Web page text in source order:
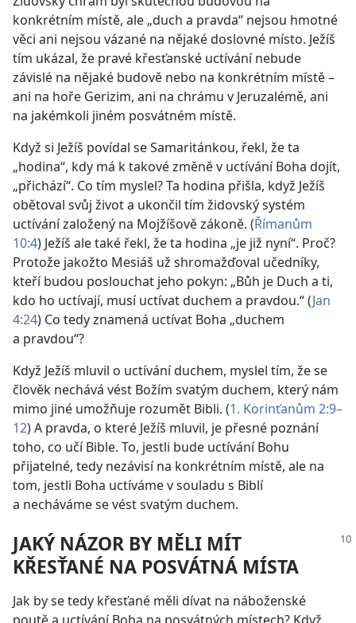
konkrétním místě, ale „duch a pravda“ nejsou hmotné
věci ani nejsou vázané na nějaké doslovné místo. Ježíš
tím ukázal, že pravé křesťanské uctívání nebude
závislé na nějaké budově nebo na konkrétním místě –
ani na hoře Gerizim, ani na chrámu v Jeruzalémě, ani
na jakémkoli jiném posvátném místě.
Když si Ježíš povídal se Samaritánkou, řekl, že ta
„hodina“, kdy má k takové změně v uctívání Boha dojít,
„přichází“. Co tím myslel? Ta hodina přišla, když Ježíš
obětoval svůj život a ukončil tím židovský systém
uctívání založený na Mojžíšově zákoně. (Římanům
10:4) Ježíš ale také řekl, že ta hodina „je již nyní“. Proč?
Protože jakožto Mesiáš už shromažďoval učedníky,
kteří budou poslouchat jeho pokyn: „Bůh je Duch a ti,
kdo ho uctívají, musí uctívat duchem a pravdou.“ (Jan
4:24) Co tedy znamená uctívat Boha „duchem
a pravdou“?
Když Ježíš mluvil o uctívání duchem, myslel tím, že se
člověk nechává vést Božím svatým duchem, který nám
mimo jiné umožňuje rozumět Bibli. (1. Korinťanům 2:9–
12) A pravda, o které Ježíš mluvil, je přesné poznání
toho, co učí Bible. To, jestli bude uctívání Bohu
přijatelné, tedy nezávisí na konkrétním místě, ale na
tom, jestli Boha uctíváme v souladu s Biblí
a necháváme se vést svatým duchem.
JAKÝ NÁZOR BY MĚLI MÍT
KŘESŤANÉ NA POSVÁTNÁ MÍSTA
Jak by se tedy křesťané měli dívat na náboženské